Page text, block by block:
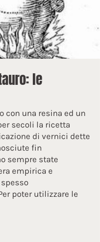
le
con una resina ed un
secoli la ricetta
di vernici dette
fin
sempre state
empirica e
poter utilizzare le